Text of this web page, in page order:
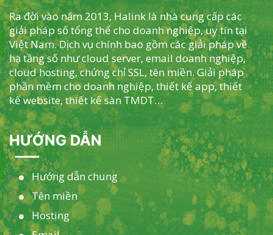
Ra đời vào năm 2013, Halink là nhà cung cấp các
giải pháp số tổng thể cho doanh nghiệp, uy tín tại
Việt Nam. Dịch vụ chính bao gồm các giải pháp về
hạ tầng số như cloud server, email doanh nghiệp,
cloud hosting, chứng chỉ SSL, tên miền. Giải pháp
phần mềm cho doanh nghiệp, thiết kế app, thiết
kế website, thiết kế sàn TMDT…
HƯỚNG DẪN
Hướng dẫn chung
Tên miền
Hosting